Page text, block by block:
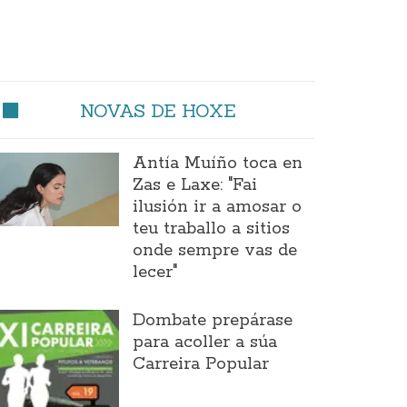
NOVAS DE HOXE
Antía Muíño toca en
Zas e Laxe: "Fai
ilusión ir a amosar o
teu traballo a sitios
onde sempre vas de
lecer"
Dombate prepárase
para acoller a súa
Carreira Popular